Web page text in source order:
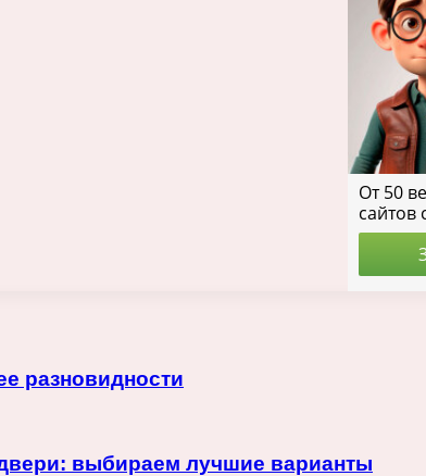
разновидности
выбираем лучшие варианты